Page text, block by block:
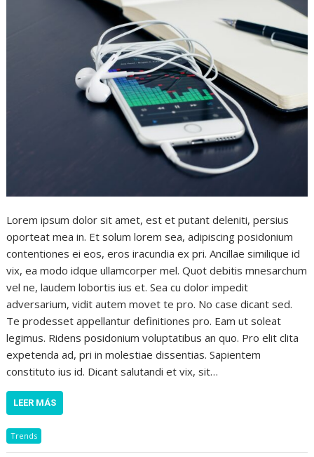
Lorem ipsum dolor sit amet, est et putant deleniti, persius
oporteat mea in. Et solum lorem sea, adipiscing posidonium
contentiones ei eos, eros iracundia ex pri. Ancillae similique id
vix, ea modo idque ullamcorper mel. Quot debitis mnesarchum
vel ne, laudem lobortis ius et. Sea cu dolor impedit
adversarium, vidit autem movet te pro. No case dicant sed.
Te prodesset appellantur definitiones pro. Eam ut soleat
legimus. Ridens posidonium voluptatibus an quo. Pro elit clita
expetenda ad, pri in molestiae dissentias. Sapientem
constituto ius id. Dicant salutandi et vix, sit…
LEER MÁS
Trends